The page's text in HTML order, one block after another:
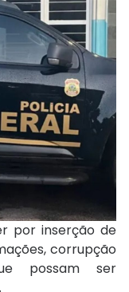
por inserção de
corrupção
possam ser